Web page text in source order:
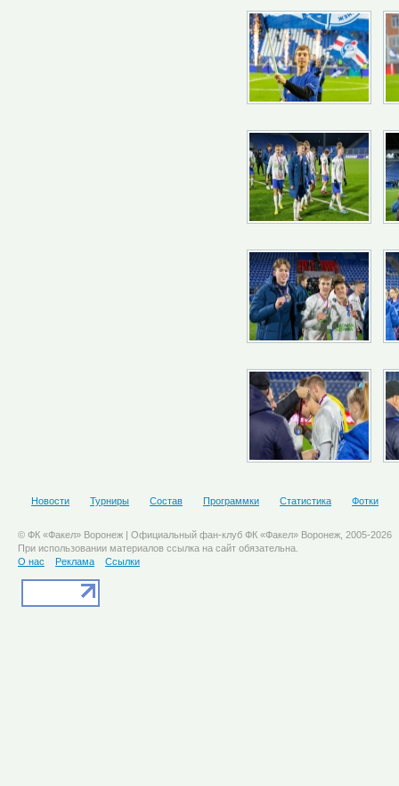
Новости Турниры Состав Программки Статистика Фотки
© ФК «Факел» Воронеж | Официальный фан-клуб ФК «Факел» Воронеж, 2005-2026
При использовании материалов ссылка на сайт обязательна.
О нас
Реклама Ссылки